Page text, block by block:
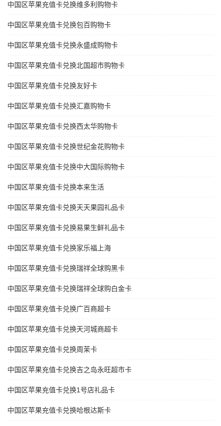
中国区苹果充值卡兑换维多利购物卡
中国区苹果充值卡兑换包百购物卡
中国区苹果充值卡兑换永盛成购物卡
中国区苹果充值卡兑换北国超市购物卡
中国区苹果充值卡兑换友好卡
中国区苹果充值卡兑换汇嘉购物卡
中国区苹果充值卡兑换西太华购物卡
中国区苹果充值卡兑换世纪金花购物卡
中国区苹果充值卡兑换中大国际购物卡
中国区苹果充值卡兑换本来生活
中国区苹果充值卡兑换天天果园礼品卡
中国区苹果充值卡兑换易果生鲜礼品卡
中国区苹果充值卡兑换家乐福上海
中国区苹果充值卡兑换瑞祥全球购黑卡
中国区苹果充值卡兑换瑞祥全球购白金卡
中国区苹果充值卡兑换广百商超卡
中国区苹果充值卡兑换天河城商超卡
中国区苹果充值卡兑换周茉卡
中国区苹果充值卡兑换吉之岛永旺超市卡
中国区苹果充值卡兑换1号店礼品卡
中国区苹果充值卡兑换哈根达斯卡